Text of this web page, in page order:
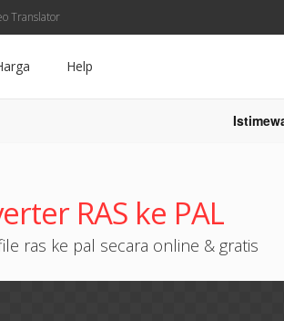
Translator
Help
RAS ke PAL
ras ke pal secara online & gratis